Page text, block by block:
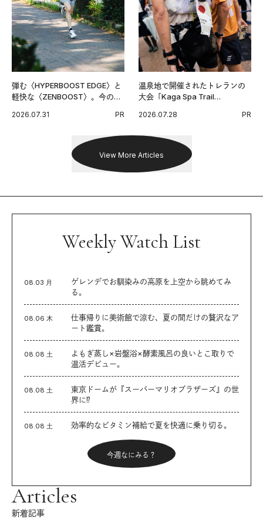
弾む〈HYPERBOOST EDGE〉と
軽快な〈ZENBOOST〉。今の時
出した新機軸。
2026.07.31 PR
温泉地で開催されたトレランの
大会「Kaga Spa Trail
戦を夢見るランナーたちの奮闘
2026.07.28 PR
View More Articles
Weekly Watch List
08.03 月
ゲレンデでお馴染みの高原を上空から眺めてみ
る。
08.06 木
仕事帰りに美術館で涼む、夏の間だけの贅沢なア
ート鑑賞。
08.08 土
よもぎ蒸し×岩盤浴×酵素風呂の良いとこ取りで
温活デビュー。
08.08 土
東京ドームが『スーパーマリオブラザーズ』の世
界に⁉︎
08.08 土 効率的なビタミン補給で夏を快適に乗り切る。
今週なにみる？
Articles
新着記事